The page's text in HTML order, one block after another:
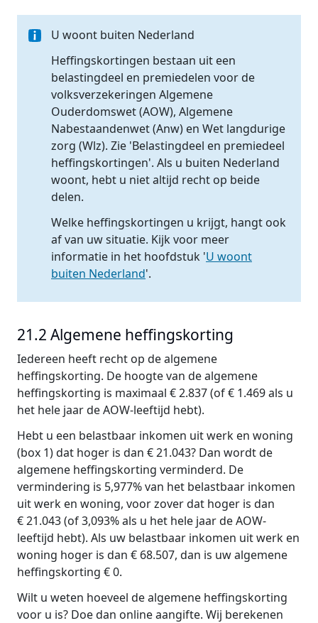
U woont buiten Nederland
Heffingskortingen bestaan uit een
belastingdeel en premiedelen voor de
volksverzekeringen Algemene
Ouderdomswet (AOW), Algemene
Nabestaandenwet (Anw) en Wet langdurige
zorg (Wlz). Zie 'Belastingdeel en premiedeel
heffingskortingen'. Als u buiten Nederland
woont, hebt u niet altijd recht op beide
delen.
Welke heffingskortingen u krijgt, hangt ook
af van uw situatie. Kijk voor meer
informatie in het hoofdstuk 'U woont
buiten Nederland'.
21.2 Algemene heffingskorting
Iedereen heeft recht op de algemene
heffingskorting. De hoogte van de algemene
heffingskorting is maximaal € 2.837 (of € 1.469 als u
het hele jaar de AOW-leeftijd hebt).
Hebt u een belastbaar inkomen uit werk en woning
(box 1) dat hoger is dan € 21.043? Dan wordt de
algemene heffingskorting verminderd. De
vermindering is 5,977% van het belastbaar inkomen
uit werk en woning, voor zover dat hoger is dan
€ 21.043 (of 3,093% als u het hele jaar de AOW-
leeftijd hebt). Als uw belastbaar inkomen uit werk en
woning hoger is dan € 68.507, dan is uw algemene
heffingskorting € 0.
Wilt u weten hoeveel de algemene heffingskorting
voor u is? Doe dan online aangifte. Wij berekenen